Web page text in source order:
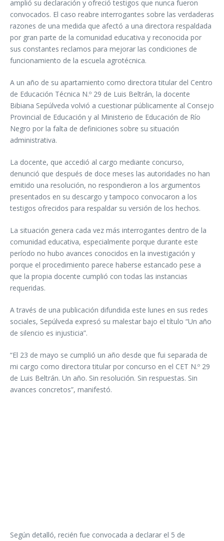
amplió su declaración y ofreció testigos que nunca fueron
convocados. El caso reabre interrogantes sobre las verdaderas
razones de una medida que afectó a una directora respaldada
por gran parte de la comunidad educativa y reconocida por
sus constantes reclamos para mejorar las condiciones de
funcionamiento de la escuela agrotécnica.
A un año de su apartamiento como directora titular del Centro
de Educación Técnica N.º 29 de Luis Beltrán, la docente
Bibiana Sepúlveda volvió a cuestionar públicamente al Consejo
Provincial de Educación y al Ministerio de Educación de Río
Negro por la falta de definiciones sobre su situación
administrativa.
La docente, que accedió al cargo mediante concurso,
denunció que después de doce meses las autoridades no han
emitido una resolución, no respondieron a los argumentos
presentados en su descargo y tampoco convocaron a los
testigos ofrecidos para respaldar su versión de los hechos.
La situación genera cada vez más interrogantes dentro de la
comunidad educativa, especialmente porque durante este
período no hubo avances conocidos en la investigación y
porque el procedimiento parece haberse estancado pese a
que la propia docente cumplió con todas las instancias
requeridas.
A través de una publicación difundida este lunes en sus redes
sociales, Sepúlveda expresó su malestar bajo el título “Un año
de silencio es injusticia”.
“El 23 de mayo se cumplió un año desde que fui separada de
mi cargo como directora titular por concurso en el CET N.º 29
de Luis Beltrán. Un año. Sin resolución. Sin respuestas. Sin
avances concretos”, manifestó.
Según detalló, recién fue convocada a declarar el 5 de